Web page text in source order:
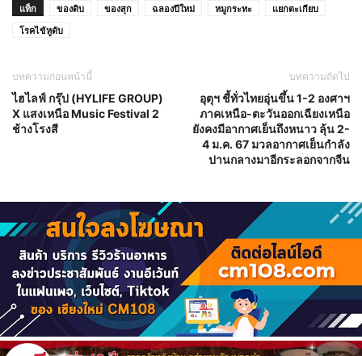
แท็ก ของดิบ ของสุก ฉลองปีใหม่ หมูกระทะ
แยกตะเกียบ
โรคไข้หูดับ
บทความก่อนหน้านี้
ไฮไลฟ์ กรุ๊ป (HYLIFE GROUP)
X แสงเหนือ Music Festival 2
ช้างโรงสี
บทความถัดไป
อุตุฯ ชี้ทั่วไทยอุ่นขึ้น 1-2 องศาฯ
ภาคเหนือ-ตะวันออกเฉียงเหนือ
ยังคงมีอากาศเย็นถึงหนาว ลุ้น 2-
4 ม.ค. 67 มวลอากาศเย็นกำลัง
ปานกลางมาอีกระลอกจากจีน